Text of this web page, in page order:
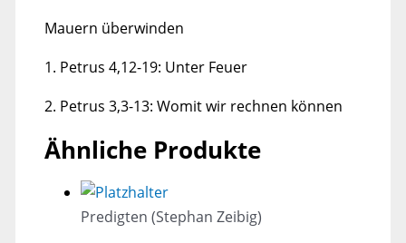
Mauern überwinden
1. Petrus 4,12-19: Unter Feuer
2. Petrus 3,3-13: Womit wir rechnen können
Ähnliche Produkte
Predigten (Stephan Zeibig)